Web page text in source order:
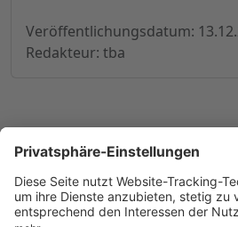
Veröffentlichungsdatum:
Redakteur: tba
© 1998-2026by GSC Research
Datenschutz